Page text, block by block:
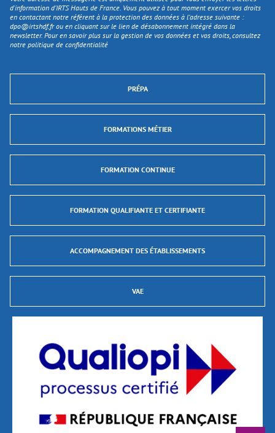
d'information d’IRTS Hauts de France. Vous pouvez à tout moment exercer vos droits
en contactant notre référent à la protection des données à l’adresse suivante :
dpo@irtshdf.frou en cliquant sur le lien de désabonnement intégré dans la
newsletter. Pour en savoir plus sur la gestion de vos données et vos droits, consultez
notre politique de confidentialité
PRÉPA
FORMATIONS MÉTIER
FORMATION CONTINUE
FORMATION QUALIFIANTE ET CERTIFIANTE
ACCOMPAGNEMENT DES ÉTABLISSEMENTS
VAE